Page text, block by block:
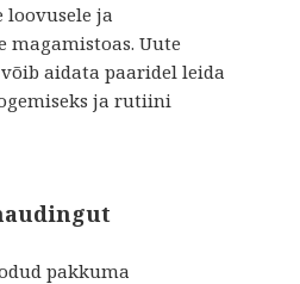
loovusele ja
magamistoas. Uute
aidata paaridel leida
ja rutiini
pakkuma